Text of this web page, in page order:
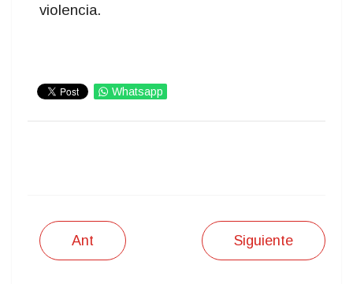
violencia.
Whatsapp
Ant Siguiente